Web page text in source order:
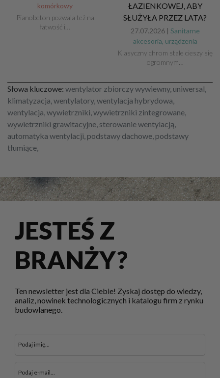
komórkowy
Pianobeton pozwala też na
łatwość i…
ŁAZIENKOWEJ, ABY
SŁUŻYŁA PRZEZ LATA?
27.07.2026 | Sanitarne
akcesoria, urządzenia
Klasyczny chrom stale cieszy się
ogromnym…
Słowa kluczowe: wentylator zbiorczy wywiewny, uniwersal,
klimatyzacja, wentylatory, wentylacja hybrydowa,
wentylacja, wywietrzniki, wywietrzniki zintegrowane,
wywietrzniki grawitacyjne, sterowanie wentylacją,
automatyka wentylacji, podstawy dachowe, podstawy
tłumiące,
JESTEŚ Z
BRANŻY?
Ten newsletter jest dla Ciebie! Zyskaj dostęp do wiedzy,
analiz, nowinek technologicznych i katalogu firm z rynku
budowlanego.